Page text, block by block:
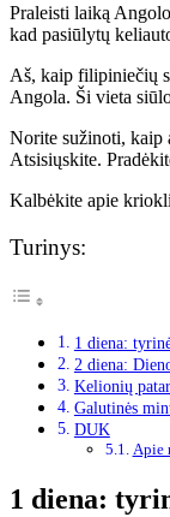
Praleisti laiką
kad pasiūlytų
Aš, kaip filipiniečių
Angola. Ši vieta
Norite sužinoti, kaip
Atsisiųskite.
Kalbėkite apie
Turinys:
1 diena:
2 diena:
Kelionių
Galutinės
DUK
Apie
1 diena: